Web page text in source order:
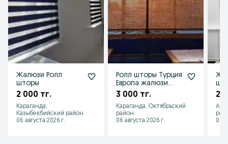
Жалюзи Ролл
шторы
2 000 тг.
Караганда,
Казыбекбийский район
06 августа 2026 г.
Ролл шторы Турция
Европа жалюзи
вертикальные
3 000 тг.
Караганда, Октябрьский
район
06 августа 2026 г.
2
06